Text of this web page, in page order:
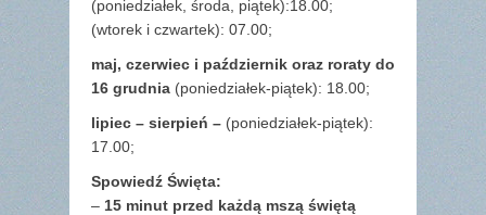
(poniedziałek, środa, piątek):18.00;
(wtorek i czwartek): 07.00;
maj, czerwiec i październik oraz roraty do
16 grudnia (poniedziałek-piątek): 18.00;
lipiec – sierpień – (poniedziałek-piątek):
17.00;
Spowiedź Święta:
– 15 minut przed każdą mszą świętą